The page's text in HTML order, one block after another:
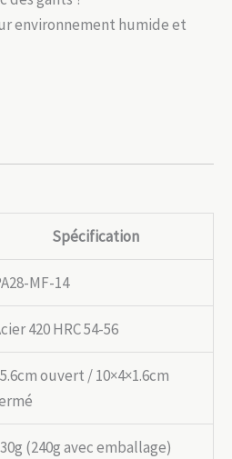
environnement humide et
Spécification
MF-14
420 HRC 54-56
ouvert / 10×4×1.6cm
(240g avec emballage)